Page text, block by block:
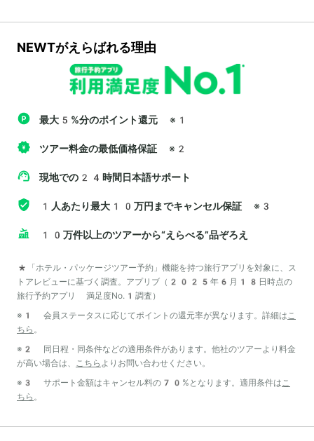
NEWTがえらばれる理由
最大5%分のポイント還元 ※1
ツアー料金の最低価格保証 ※2
現地での24時間日本語サポート
1人あたり最大10万円までキャンセル保証 ※3
10万件以上のツアーから“えらべる”品ぞろえ
*「ホテル・パッケージツアー予約」機能を持つ旅行アプリを対象に、ス
トアレビューに基づく調査。アプリブ（2025年6月18日時点の
旅行予約アプリ 満足度No.1調査）
※1 会員ステータスに応じてポイントの還元率が異なります。詳細は こ
ちら 。
※2 同日程・同条件などの適用条件があります。他社のツアーより料金
が高い場合は、
こちら よりお問い合わせください。
※3 サポート金額はキャンセル料の70%となります。適用条件は こ
ちら 。